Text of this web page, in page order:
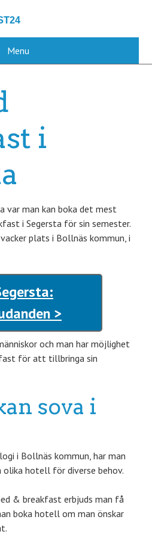
Menu
i
var man kan boka det mest
i Segersta för sin semester.
plats i Bollnäs kommun, i
>
och man har möjlighet
för att tillbringa sin
sova i
i Bollnäs kommun, har man
hotell för diverse behov.
& breakfast erbjuds man få
boka hotell om man önskar